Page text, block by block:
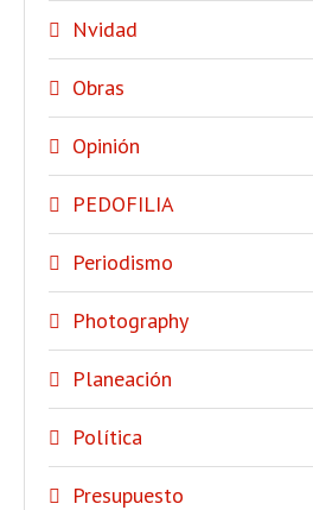
Nvidad
Obras
Opinión
PEDOFILIA
Periodismo
Photography
Planeación
Política
Presupuesto